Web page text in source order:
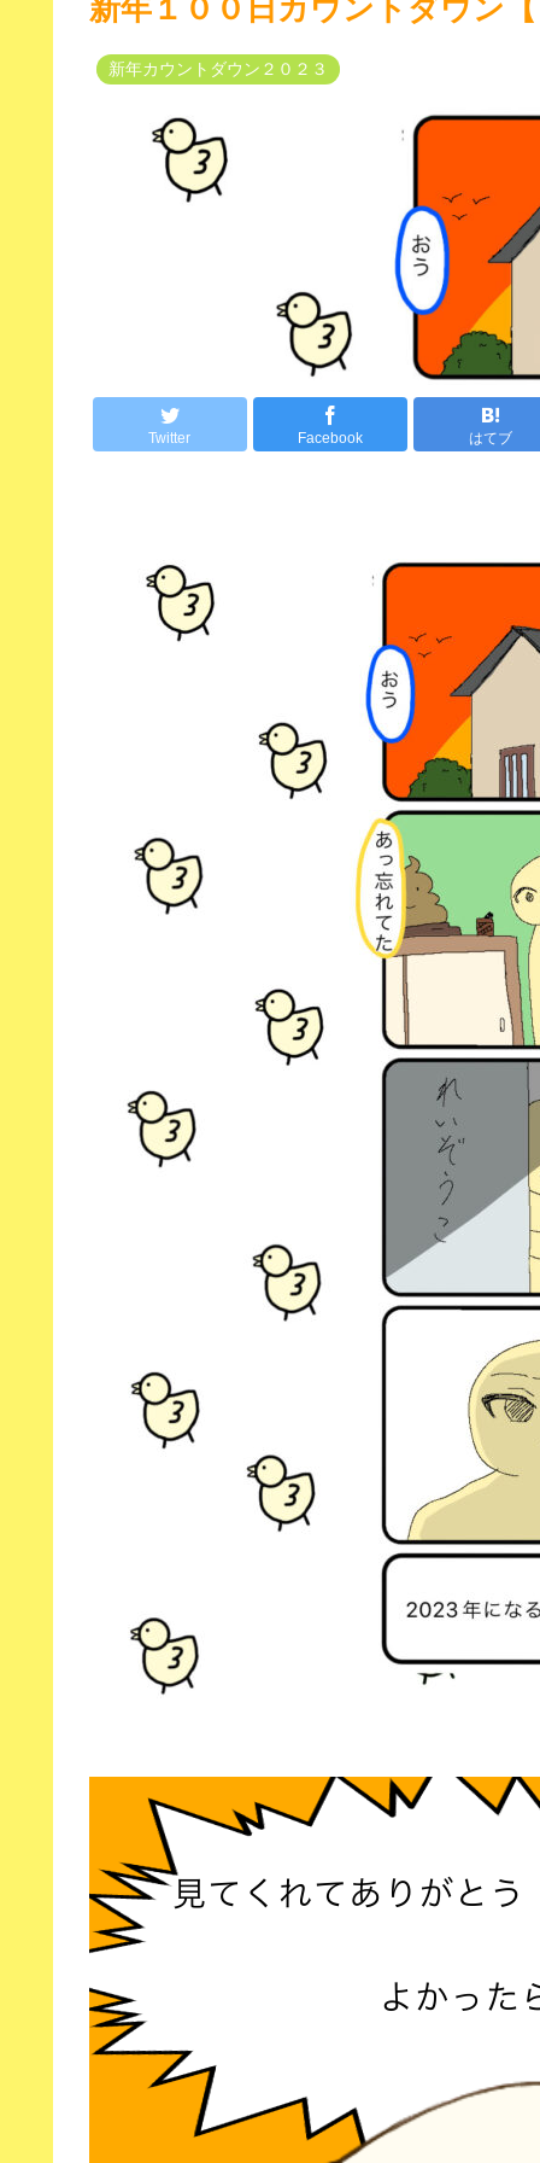
新年１００日カウントダウン
新年カウントダウン２０２３
Twitter Facebook はてブ